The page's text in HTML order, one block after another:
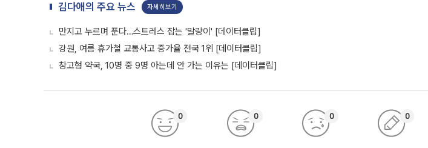
김다애의 주요 뉴스 자세히보기
만지고 누르며 푼다…스트레스 잡는 '말랑이' [데이터클립]
강원, 여름 휴가철 교통사고 증가율 전국 1위 [데이터클립]
창고형 약국, 10명 중 9명 아는데 안 가는 이유는 [데이터클립]
0 0 0 0